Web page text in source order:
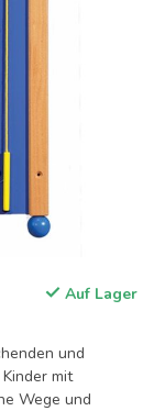
Auf Lager
und
mit
Wege und